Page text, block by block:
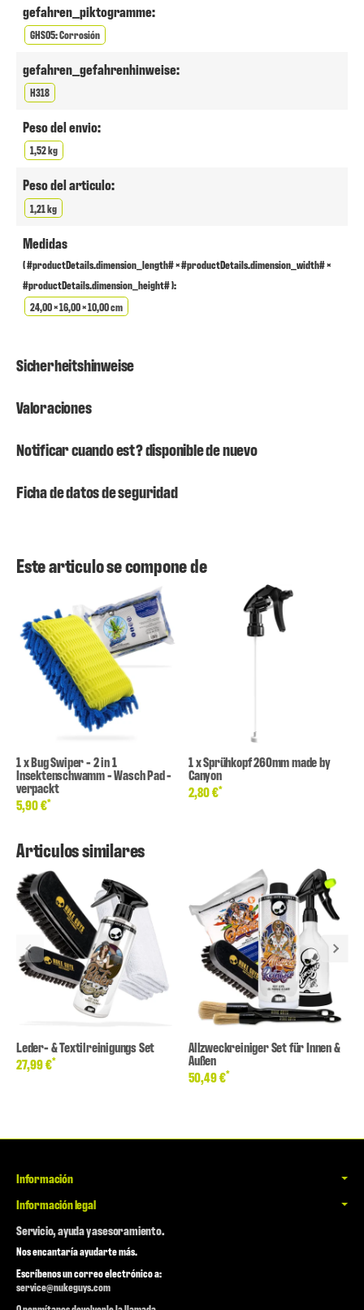
gefahren_piktogramme:
GHS05: Corrosión
gefahren_gefahrenhinweise:
H318
Peso del envio:
1,52 kg
Peso del articulo:
1,21 kg
Medidas
( #productDetails.dimension_length# × #productDetails.dimension_width# ×
#productDetails.dimension_height# ):
24,00 × 16,00 × 10,00 cm
Sicherheitshinweise
Valoraciones
Notificar cuando est? disponible de nuevo
Ficha de datos de seguridad
Este articulo se compone de
1xBug Swiper - 2 in 1
Insektenschwamm - Wasch Pad -
verpackt
5,90 €*
1xSprühkopf 260mm made by
Canyon
2,80 €*
Articulos similares
Leder- & Textilreinigungs Set
27,99 €*
Allzweckreiniger Set für Innen &
Außen
50,49 €*
Información
Información legal
Servicio, ayuda y asesoramiento.
Nos encantaría ayudarte más.
Escríbenos un correo electrónico a:
service@nukeguys.com